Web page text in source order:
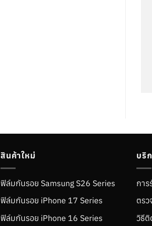
สินค้าใหม่
ฟิล์มกันรอย Samsung S26 Series
ฟิล์มกันรอย iPhone 17 Series
ฟิล์มกันรอย iPhone 16 Series
บริ
การ
ตร
วิธีติ